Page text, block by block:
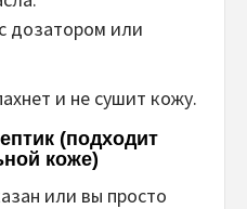
дозатором или
и не сушит кожу.
(подходит
коже)
или вы просто